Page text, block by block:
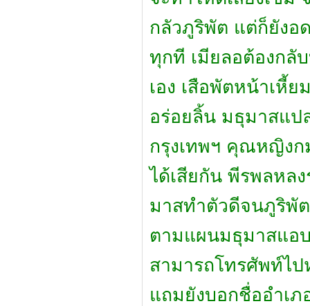
กลัวภูริพัต แต่ก็ยังอ
ทุกที เมียลอต้องกลั
เอง เสือพัตหน้าเหี้
อร่อยลิ้น มธุมาสแป
กรุงเทพฯ คุณหญิงก
ได้เสียกัน พีรพลหล
มาสทำตัวดีจนภูริพัต
ตามแผนมธุมาสแอ
สามารถโทรศัพท์ไ
แถมยังบอกชื่ออำเภ